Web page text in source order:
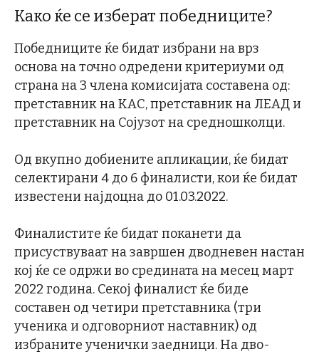
Како ќе се изберат победниците?
Победниците ќе бидат избрани на врз
основа на точно одредени критериуми од
страна на 3 члена комисијата составена од:
претставник на КАС, претставник на ЛЕАД и
претставник на Сојузот на средношколци.
Од вкупно добиените апликации, ќе бидат
селектирани 4 до 6 финалисти, кои ќе бидат
известени најдоцна до 01.03.2022.
Финалистите ќе бидат поканети да
присуствуваат на завршен дводневен настан
кој ќе се одржи во средината на месец март
2022 година. Секој финалист ќе биде
составен од четири претставника (три
ученика и одговорниот наставник) од
избраните ученички заедници. На дво-